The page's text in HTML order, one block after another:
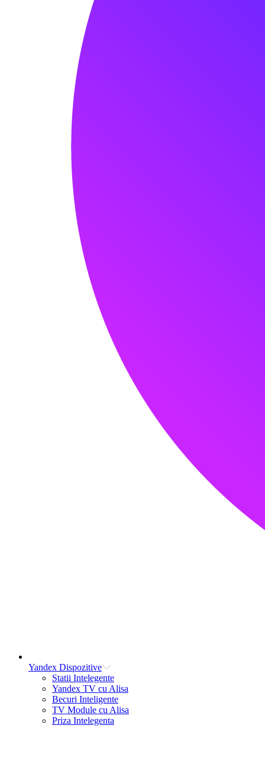
Yandex Dispozitive
Statii Intelegente
Yandex TV cu Alisa
Becuri Inteligente
TV Module cu Alisa
Priza Intelegenta